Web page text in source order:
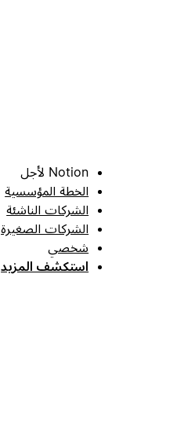
Notion لأجل
الخطة المؤسسية
الشركات الناشئة
الشركات الصغيرة
شخصي
استكشف المزيد